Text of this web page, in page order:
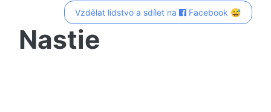
Vzdělat lidstvo a sdílet na Facebook 😅
Nastie